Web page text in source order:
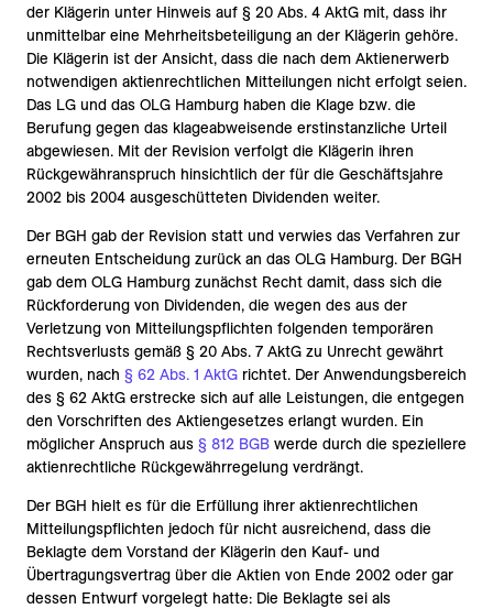
der Klägerin unter Hinweis auf § 20 Abs. 4 AktG mit, dass ihr
unmittelbar eine Mehrheitsbeteiligung an der Klägerin gehöre.
Die Klägerin ist der Ansicht, dass die nach dem Aktienerwerb
notwendigen aktienrechtlichen Mitteilungen nicht erfolgt seien.
Das LG und das OLG Hamburg haben die Klage bzw. die
Berufung gegen das klageabweisende erstinstanzliche Urteil
abgewiesen. Mit der Revision verfolgt die Klägerin ihren
Rückgewähranspruch hinsichtlich der für die Geschäftsjahre
2002 bis 2004 ausgeschütteten Dividenden weiter.
Der BGH gab der Revision statt und verwies das Verfahren zur
erneuten Entscheidung zurück an das OLG Hamburg. Der BGH
gab dem OLG Hamburg zunächst Recht damit, dass sich die
Rückforderung von Dividenden, die wegen des aus der
Verletzung von Mitteilungspflichten folgenden temporären
Rechtsverlusts gemäß § 20 Abs. 7 AktG zu Unrecht gewährt
wurden, nach § 62 Abs. 1 AktG richtet. Der Anwendungsbereich
des § 62 AktG erstrecke sich auf alle Leistungen, die entgegen
den Vorschriften des Aktiengesetzes erlangt wurden. Ein
möglicher Anspruch aus § 812 BGB werde durch die speziellere
aktienrechtliche Rückgewährregelung verdrängt.
Der BGH hielt es für die Erfüllung ihrer aktienrechtlichen
Mitteilungspflichten jedoch für nicht ausreichend, dass die
Beklagte dem Vorstand der Klägerin den Kauf- und
Übertragungsvertrag über die Aktien von Ende 2002 oder gar
dessen Entwurf vorgelegt hatte: Die Beklagte sei als